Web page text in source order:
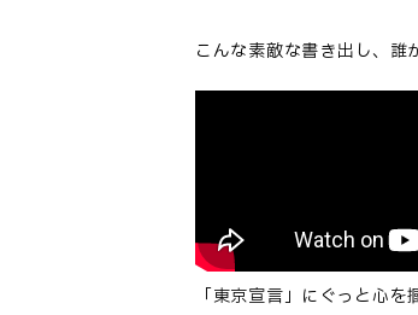
こんな素敵な書き出し、
「東京宣言」にぐっと心